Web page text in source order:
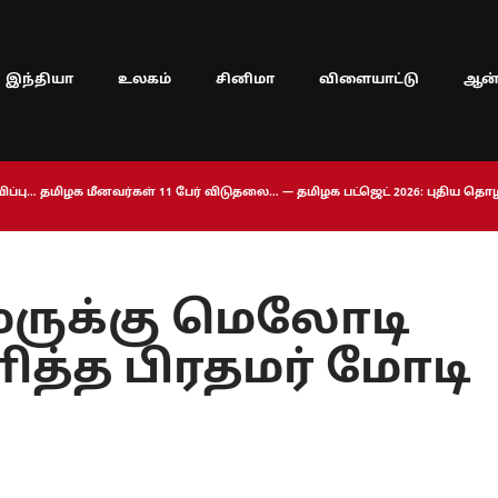
இந்தியா உலகம் சினிமா விளையாட்டு
தமிழக மீனவர்கள் 11 பேர் விடுதலை… — தமிழக பட்ஜெட் 2026: புதிய
மெலோடி
பிரதமர் மோடி